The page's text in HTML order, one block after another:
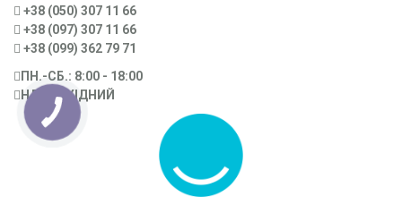
+38 (050) 307 11 66
+38 (097) 307 11 66
+38 (099) 362 79 71
ПН.-CБ.: 8:00 - 18:00
НД.: ВИХІДНИЙ